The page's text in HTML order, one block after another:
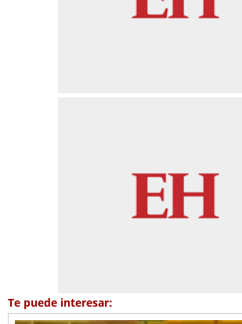
Te puede interesar: